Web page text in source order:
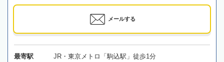
メールする
最寄駅 JR・東京メトロ「駒込駅」徒歩1分